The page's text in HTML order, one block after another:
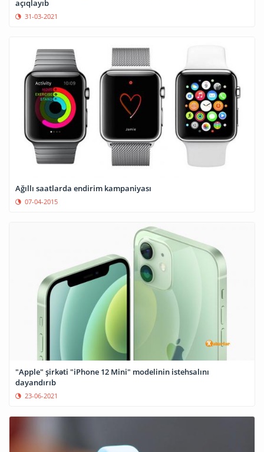
açıqlayıb
31-03-2021
Ağıllı saatlarda endirim kampaniyası
07-04-2015
"Apple" şirkəti "iPhone 12 Mini" modelinin istehsalını
dayandırıb
23-06-2021